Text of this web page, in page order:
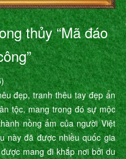
thủy “Mã đáo
đẹp, tranh thêu tay đẹp ẩn
tộc, mang trong đó sự mộc
nồng ấm của người Việt
này đã được nhiều quốc gia
mang đi khắp nơi bởi du